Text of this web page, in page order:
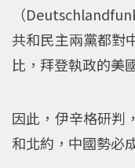
（
共和民主兩黨都對
比，拜登執政的美
因此，伊辛格研判
和北約，中國勢必